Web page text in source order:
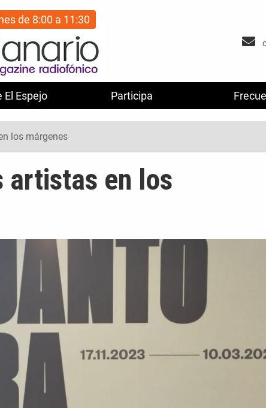
El Espejo Participa
de 8:00 a 11:30
los márgenes
artistas en los